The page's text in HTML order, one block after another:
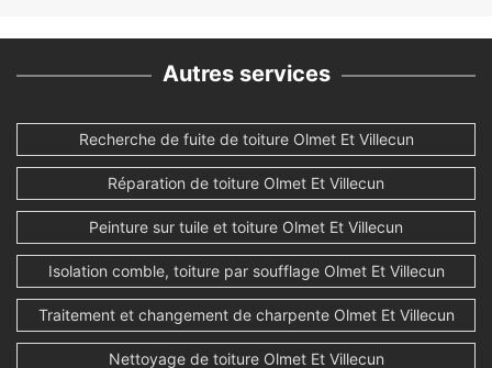
Autres services
Recherche de fuite de toiture Olmet Et Villecun
Réparation de toiture Olmet Et Villecun
Peinture sur tuile et toiture Olmet Et Villecun
Isolation comble, toiture par soufflage Olmet Et Villecun
Traitement et changement de charpente Olmet Et Villecun
Nettoyage de toiture Olmet Et Villecun